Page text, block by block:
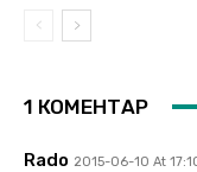
1 КОМЕНТАР
Rado 2015-06-10 At